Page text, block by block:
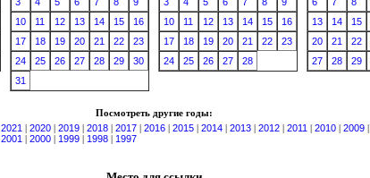
10
11 12 13 14 15
16
17
18 19 20 21 22
23
24
25 26 27 28 29
30
31
10
11 12 13 14 15
16
17
18 19 20 21 22
23
24
25 26 27 28
13
14 15
20
21 22
27
28 29
Посмотреть другие годы:
2021 2020 2019 2018 2017 2016 2015 2014 2013 2012 2011 2010 2009
2001 2000 1999 1998 1997